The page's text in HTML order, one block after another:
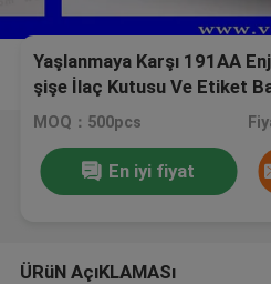
Yaşlanmaya Karşı 191AA
şişe İlaç Kutusu Ve Etiket
MOQ：500pcs
En iyi fiyat
ÜRüN AçıKLAMASı